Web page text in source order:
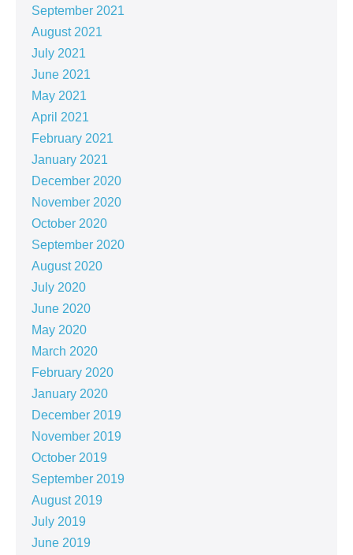
September 2021
August 2021
July 2021
June 2021
May 2021
April 2021
February 2021
January 2021
December 2020
November 2020
October 2020
September 2020
August 2020
July 2020
June 2020
May 2020
March 2020
February 2020
January 2020
December 2019
November 2019
October 2019
September 2019
August 2019
July 2019
June 2019